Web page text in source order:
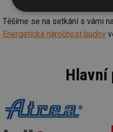
Těšíme se na setkání s vámi
Energetická náročnost budov
Hlavní
Nezbytně
nutné
soubory
Funkční soubory